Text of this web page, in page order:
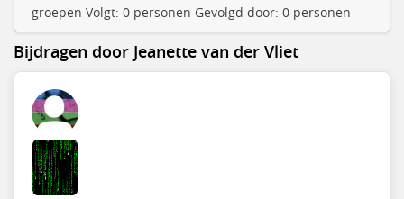
groepen Volgt: 0 personen Gevolgd door: 0 personen
Bijdragen door Jeanette van der Vliet